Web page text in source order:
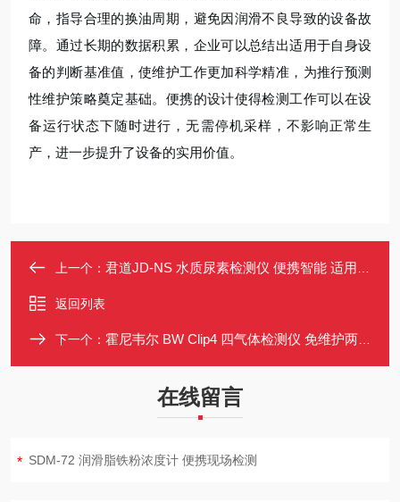
命，指导合理的换油周期，避免因润滑不良导致的设备故
障。通过长期的数据积累，企业可以总结出适用于自身设
备的判断基准值，使维护工作更加科学精准，为推行预测
性维护策略奠定基础。便携的设计使得检测工作可以在设
备运行状态下随时进行，无需停机采样，不影响正常生
产，进一步提升了设备的实用价值。
上一个： 君道JD-NS 水质尿素检测仪 便携智能 适用于游泳池温泉养殖水质监测
返回列表
下一个： 霍尼韦尔 BW Clip4 四气体检测仪 免维护两年续航 便携式可穿戴
在线留言